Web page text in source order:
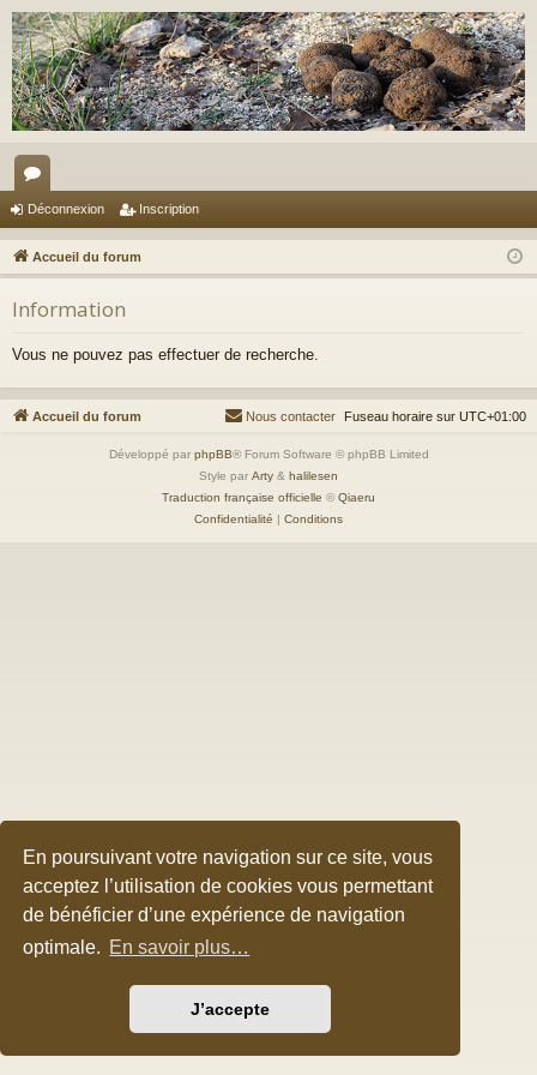
En poursuivant votre navigation sur ce site, vous
acceptez l’utilisation de cookies vous permettant
de bénéficier d’une expérience de navigation
optimale. En savoir plus…
J’accepte
or
u
m
s
Déconnexion Inscription
Accueil du forum
Information
Vous ne pouvez pas effectuer de recherche.
Accueil du forum Fuseau horaire sur UTC+01:00
Nous contacter
Développé par phpBB® Forum Software © phpBB Limited
Style par Arty & halilesen
Traduction française officielle © Qiaeru
Confidentialité | Conditions